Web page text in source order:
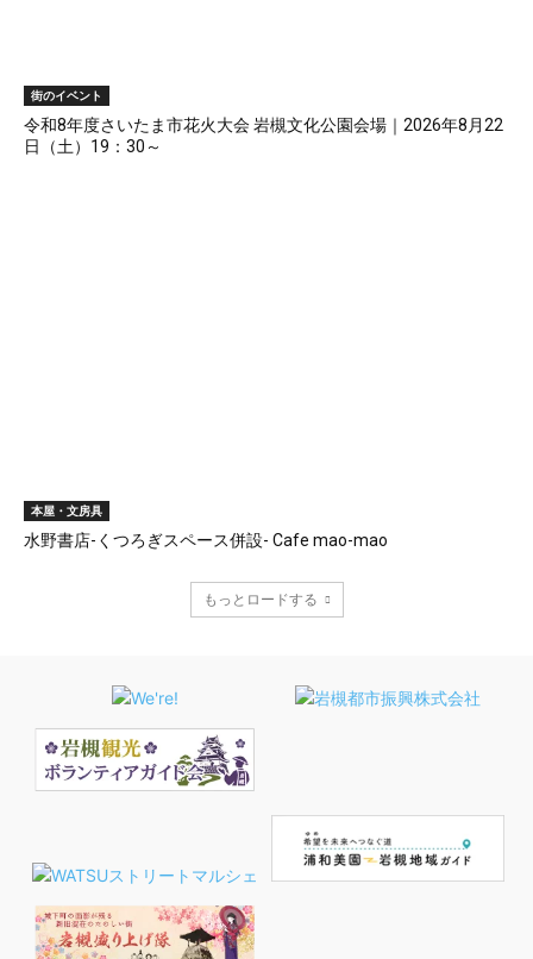
街のイベント
令和8年度さいたま市花火大会 岩槻文化公園会場｜2026年8月22
日（土）19：30～
本屋・文房具
水野書店-くつろぎスペース併設- Cafe mao-mao
もっとロードする